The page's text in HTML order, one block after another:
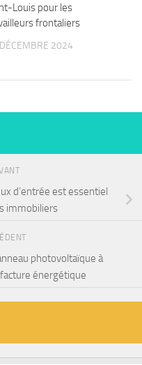
Louis pour les
frontaliers
2024
d’entrée est essentiel
immobiliers
photovoltaïque à
énergétique